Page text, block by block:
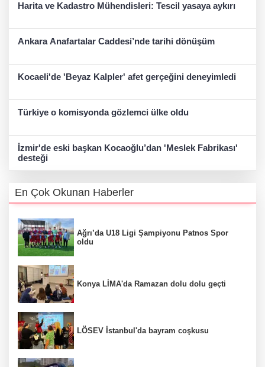
Harita ve Kadastro Mühendisleri: Tescil yasaya aykırı
Ankara Anafartalar Caddesi’nde tarihi dönüşüm
Kocaeli'de 'Beyaz Kalpler' afet gerçeğini deneyimledi
Türkiye o komisyonda gözlemci ülke oldu
İzmir'de eski başkan Kocaoğlu’dan 'Meslek Fabrikası'
desteği
En Çok Okunan Haberler
Ağrı’da U18 Ligi Şampiyonu Patnos Spor
oldu
Konya LİMA'da Ramazan dolu dolu geçti
LÖSEV İstanbul'da bayram coşkusu